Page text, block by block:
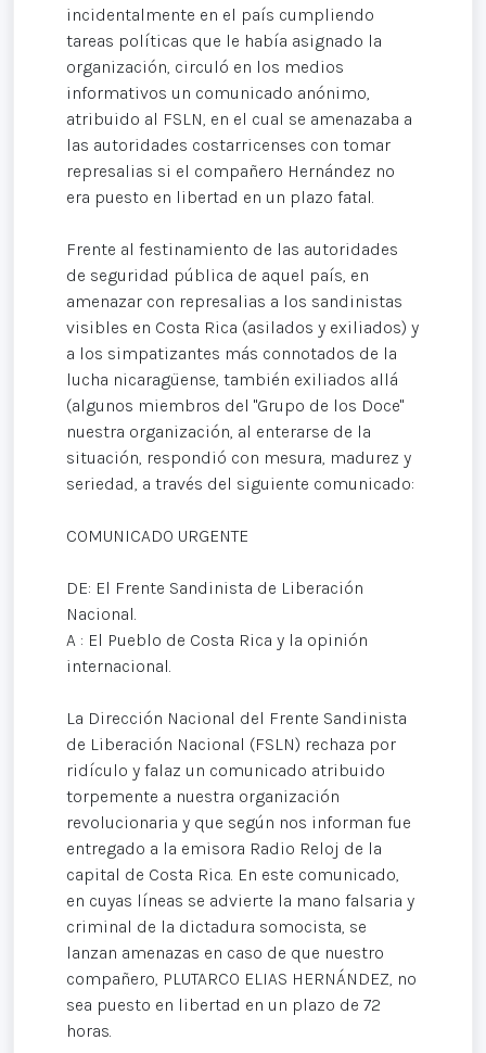
incidentalmente en el país cumpliendo
tareas políticas que le había asignado la
organización, circuló en los medios
informativos un comunicado anónimo,
atribuido al FSLN, en el cual se amenazaba a
las autoridades costarricenses con tomar
represalias si el compañero Hernández no
era puesto en libertad en un plazo fatal.
Frente al festinamiento de las autoridades
de seguridad pública de aquel país, en
amenazar con represalias a los sandinistas
visibles en Costa Rica (asilados y exiliados) y
a los simpatizantes más connotados de la
lucha nicaragüense, también exiliados allá
(algunos miembros del "Grupo de los Doce"
nuestra organización, al enterarse de la
situación, respondió con mesura, madurez y
seriedad, a través del siguiente comunicado:
COMUNICADO URGENTE
DE: El Frente Sandinista de Liberación
Nacional.
A : El Pueblo de Costa Rica y la opinión
internacional.
La Dirección Nacional del Frente Sandinista
de Liberación Nacional (FSLN) rechaza por
ridículo y falaz un comunicado atribuido
torpemente a nuestra organización
revolucionaria y que según nos informan fue
entregado a la emisora Radio Reloj de la
capital de Costa Rica. En este comunicado,
en cuyas líneas se advierte la mano falsaria y
criminal de la dictadura somocista, se
lanzan amenazas en caso de que nuestro
compañero, PLUTARCO ELIAS HERNÁNDEZ, no
sea puesto en libertad en un plazo de 72
horas.